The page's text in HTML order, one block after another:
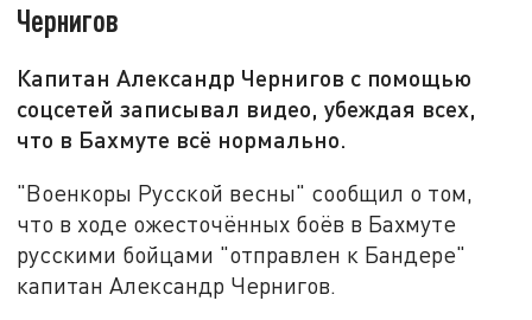
Чернигов
Капитан Александр Чернигов с помощью
соцсетей записывал видео, убеждая всех,
что в Бахмуте всё нормально.
"Военкоры Русской весны" сообщил о том,
что в ходе ожесточённых боёв в Бахмуте
русскими бойцами "отправлен к Бандере"
капитан Александр Чернигов.